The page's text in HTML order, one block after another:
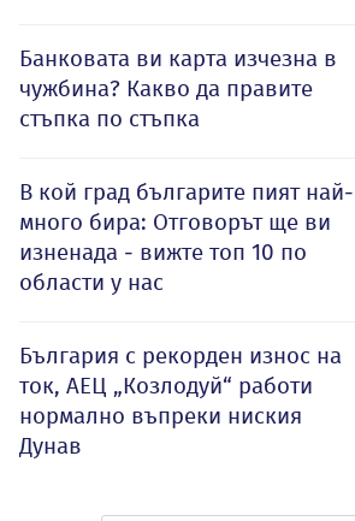
Банковата ви карта изчезна в
чужбина? Какво да правите
стъпка по стъпка
В кой град българите пият най-
много бира: Отговорът ще ви
изненада - вижте топ 10 по
области у нас
България с рекорден износ на
ток, АЕЦ „Козлодуй“ работи
нормално въпреки ниския
Дунав